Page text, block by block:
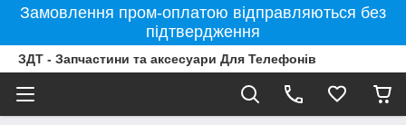
Замовлення пром-оплатою відправляються без
підтвердження
ЗДТ - Запчастини та аксесуари Для Телефонів